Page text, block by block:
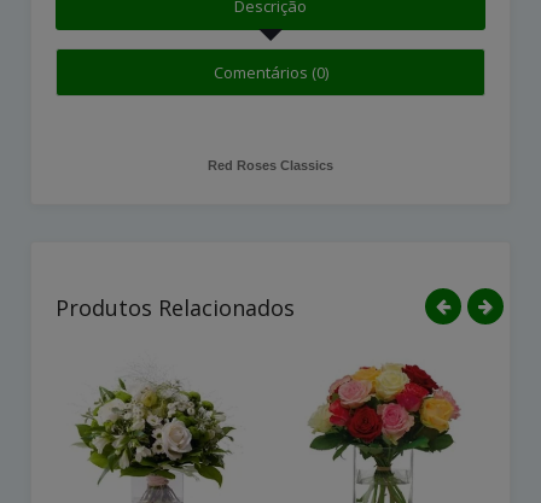
Descrição
Comentários (0)
Red Roses Classics
Produtos Relacionados